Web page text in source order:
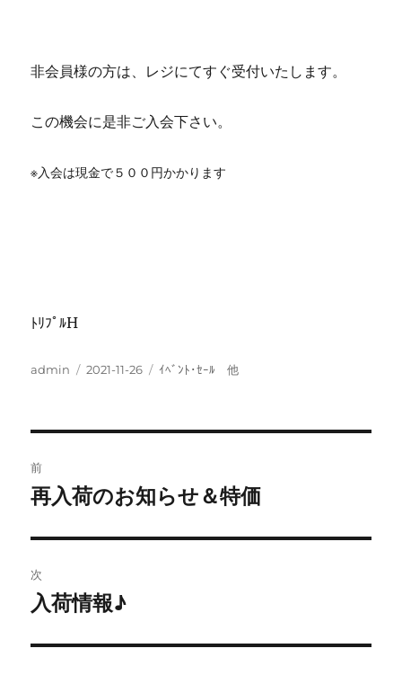
非会員様の方は、レジにてすぐ受付いたします。
この機会に是非ご入会下さい。
※入会は現金で５００円かかります
ﾄﾘﾌﾟﾙH
投
admin
投
2021-11-26
カ
ｲﾍﾞﾝﾄ･ｾｰﾙ 他
稿
ビ
ゲ
ー
前
前
投
稿:
再入荷のお知らせ＆特価
次
次
投
入荷情報♪